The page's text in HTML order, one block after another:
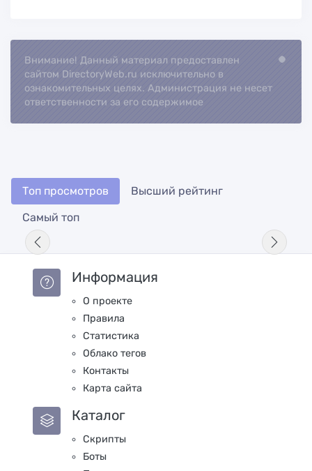
Внимание! Данный материал предоставлен
сайтом DirectoryWeb.ru исключительно в
ознакомительных целях. Администрация не несет
ответственности за его содержимое
Топ просмотров
Высший рейтинг
Самый топ
Информация
О проекте
Правила
Статистика
Облако тегов
Контакты
Карта сайта
Каталог
Скрипты
Боты